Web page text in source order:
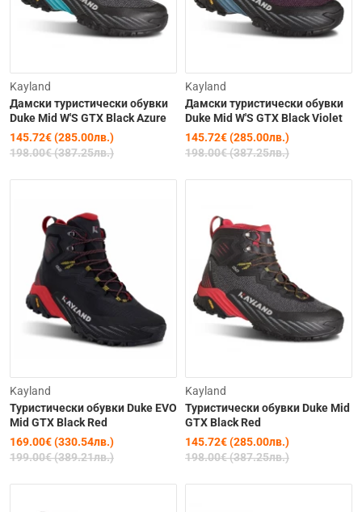
Изчерпана
Kayland
Дамски туристически обувки
Duke Mid W'S GTX Black Azure
145.72€ (285.00лв.)
198.00€ (387.25лв.)
Изчерпана
Kayland
Дамски туристически обувки
Duke Mid W'S GTX Black Violet
145.72€ (285.00лв.)
198.00€ (387.25лв.)
Kayland
Туристически обувки Duke EVO
Mid GTX Black Red
169.00€ (330.54лв.)
199.00€ (389.21лв.)
Kayland
Туристически обувки Duke Mid
GTX Black Red
145.72€ (285.00лв.)
198.00€ (387.25лв.)